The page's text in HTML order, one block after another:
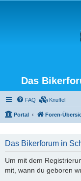
Das
FAQ Knuffel
Portal Foren-
Das Bikerforum in
Um mit dem
mit, wann du geboren